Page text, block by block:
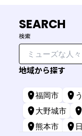
SEARCH
検索
地域から探す
福岡市
大野城市
熊本市